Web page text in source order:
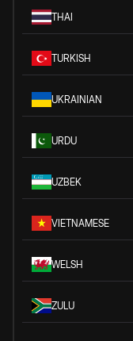
THAI
TURKISH
UKRAINIAN
URDU
UZBEK
VIETNAMESE
WELSH
ZULU